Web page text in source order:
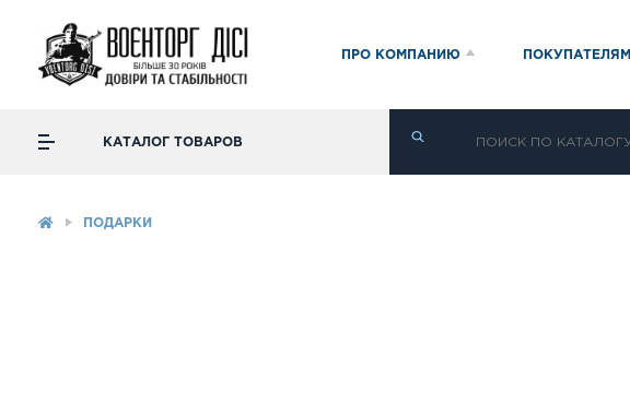
ПРО КОМПАНИЮ ПОКУПАТЕЛЯМ
КАТАЛОГ ТОВАРОВ
ПОДАРКИ